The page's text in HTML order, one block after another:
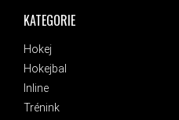
KATEGORIE
Hokej
Hokejbal
Inline
Trénink